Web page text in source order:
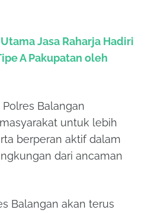
Jasa Raharja Hadiri
A Pakupatan oleh
Balangan
untuk lebih
berperan aktif dalam
dari ancaman
Balangan akan terus